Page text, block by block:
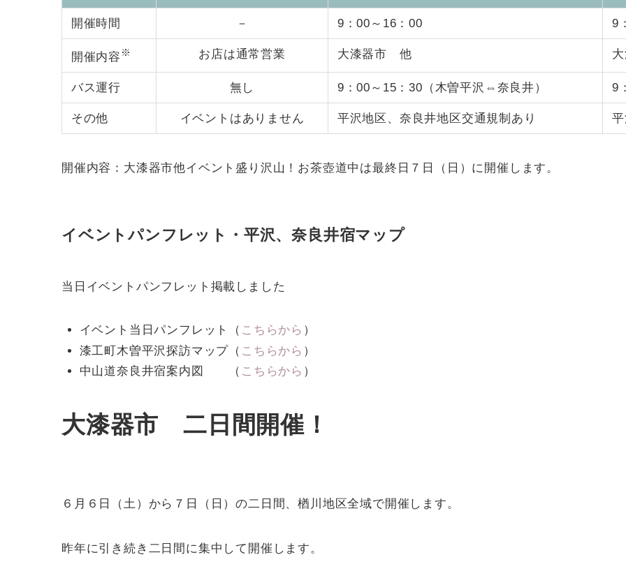
開催時間 － 9：00～16：00 9
開催内容 ※ お店は通常営業 大漆器市 他
バス運行 無し 9：00～15：30（木曽平沢⇔奈良井） 9
その他 イベントはありません 平沢地区、奈良井地区交通規制あり
開催内容：大漆器市他イベント盛り沢山！お茶壺道中は最終日７日（日）に開催します。
イベントパンフレット・平沢、奈良井宿マップ
当日イベントパンフレット掲載しました
イベント当日パンフレット（ こちらから ）
漆工町木曽平沢探訪マップ（ こちらから ）
中山道奈良井宿案内図 （ こちらから ）
大漆器市 二日間開催！
６月６日（土）から７日（日）の二日間、楢川地区全域で開催します。
昨年に引き続き二日間に集中して開催します。